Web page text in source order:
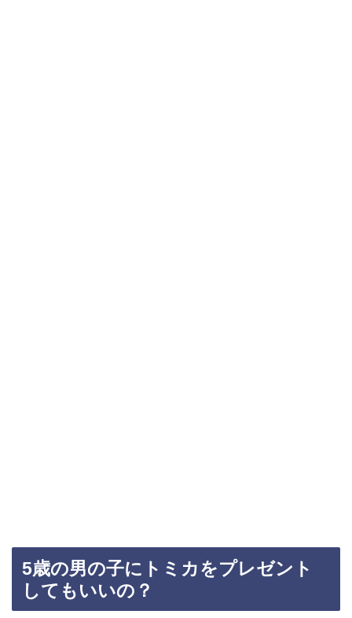
5歳の男の子にトミカをプレゼント
してもいいの？